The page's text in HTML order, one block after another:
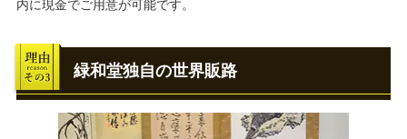
内に現金でご用意が可能です。
緑和堂独自の世界販路